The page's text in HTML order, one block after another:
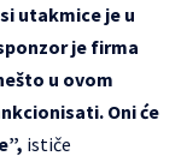
utakmice je u
je firma
u ovom
Oni će
ističe